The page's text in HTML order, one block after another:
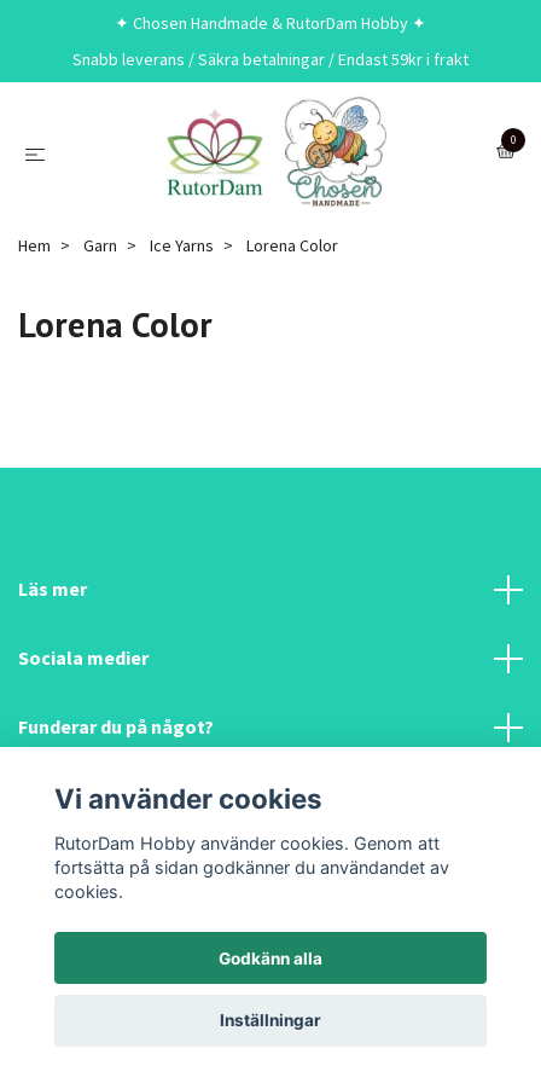
✦ Chosen Handmade & RutorDam Hobby ✦
Snabb leverans / Säkra betalningar / Endast 59kr i frakt
0
Hem Garn Ice Yarns Lorena Color
Lorena Color
Läs mer
Sociala medier
Funderar du på något?
© 2026 Chosen Handmade & RutorDam Hobby
Vi använder cookies
RutorDam Hobby använder cookies. Genom att
fortsätta på sidan godkänner du användandet av
cookies.
Godkänn alla
Inställningar